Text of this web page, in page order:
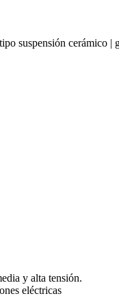
suspensión cerámico |
y alta tensión.
eléctricas